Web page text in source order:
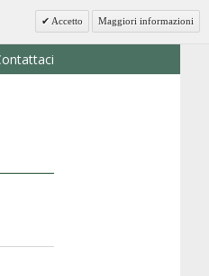
Accetto Maggiori informazioni